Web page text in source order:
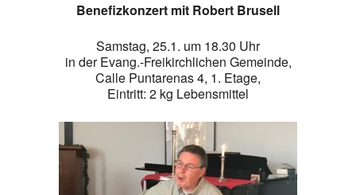
Benefizkonzert mit Robert Brusell
Samstag, 25.1. um 18.30 Uhr
in der Evang.-Freikirchlichen Gemeinde,
Calle Puntarenas 4, 1. Etage,
Eintritt: 2 kg Lebensmittel